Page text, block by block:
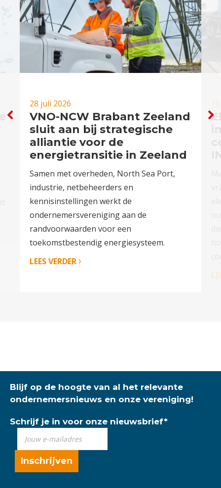
28 juli 2026
VNO-NCW Brabant Zeeland
sluit aan bij strategische
alliantie voor de
energietransitie in Zeeland
Samen met overheden, North Sea Port,
industrie, netbeheerders en
kennisinstellingen werkt de
ondernemersvereniging aan de
randvoorwaarden voor een
toekomstbestendig energiesysteem.
LEES VERDER
Blijf op de hoogte van al het relevante
ondernemersnieuws en onze vereniging!
Schrijf je in voor onze nieuwsbrief*